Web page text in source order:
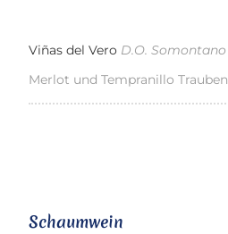
Viñas del Vero D.O. Somontano
Merlot und Tempranillo Trauben
Schaumwein